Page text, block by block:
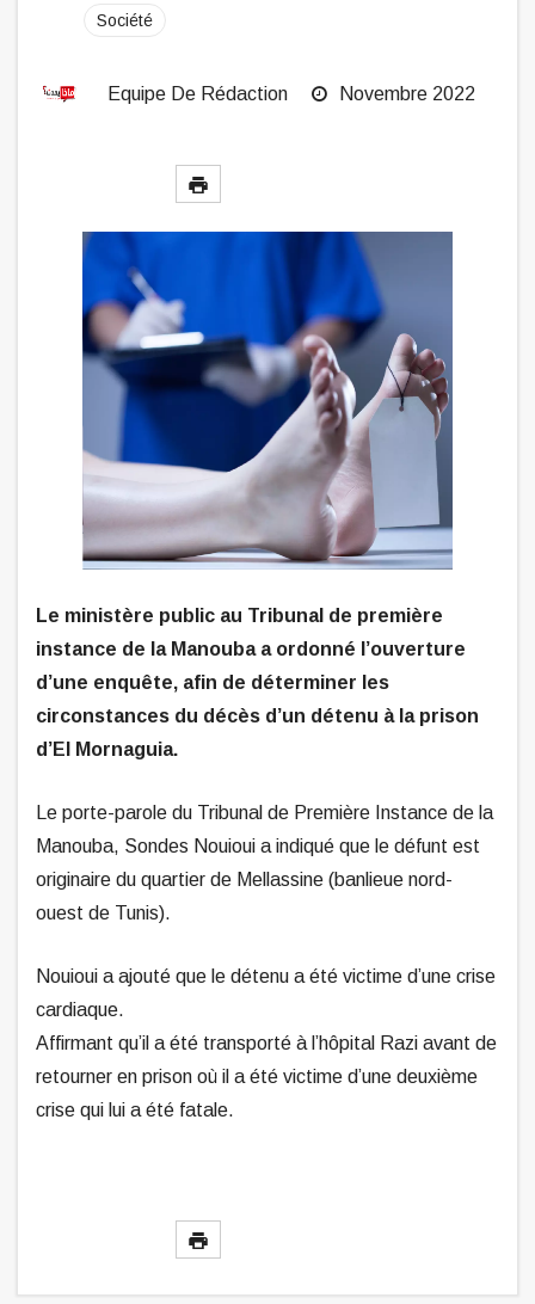
Société
Equipe De Rédaction Novembre 2022
Le ministère public au Tribunal de première
instance de la Manouba a ordonné l’ouverture
d’une enquête, afin de déterminer les
circonstances du décès d’un détenu à la prison
d’El Mornaguia.
Le porte-parole du Tribunal de Première Instance de la
Manouba, Sondes Nouioui a indiqué que le défunt est
originaire du quartier de Mellassine (banlieue nord-
ouest de Tunis).
Nouioui a ajouté que le détenu a été victime d’une crise
cardiaque.
Affirmant qu’il a été transporté à l’hôpital Razi avant de
retourner en prison où il a été victime d’une deuxième
crise qui lui a été fatale.